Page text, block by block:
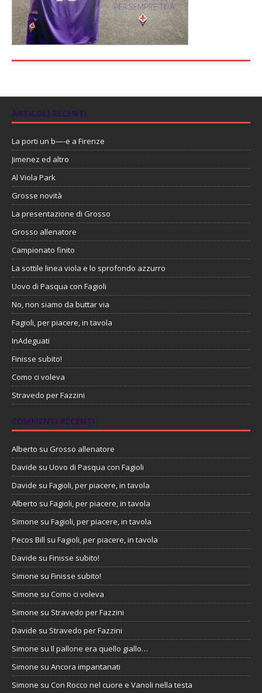
ARTICOLI RECENTI
La porti un b—-e a Firenze
Jimenez ed altro
Al Viola Park
Grosse novità
La presentazione di Grosso
Grosso allenatore
Campionato finito
La sottile linea viola e lo sprofondo azzurro
Uovo di Pasqua con Fagioli
No, non siamo da buttar via
Fagioli, per piacere, in tavola
InAdeguati
Finisse subito!
Como ci voleva
Stravedo per Fazzini
COMMENTI RECENTI
Alberto su Grosso allenatore
Davide su Uovo di Pasqua con Fagioli
Davide su Fagioli, per piacere, in tavola
Alberto su Fagioli, per piacere, in tavola
Simone su Fagioli, per piacere, in tavola
Pecos Bill su Fagioli, per piacere, in tavola
Davide su Finisse subito!
Simone su Finisse subito!
Simone su Como ci voleva
Simone su Stravedo per Fazzini
Davide su Stravedo per Fazzini
Simone su Il pallone era quello giallo…
Simone su Ancora impantanati
Simone su Con Rocco nel cuore e Vanoli nella testa